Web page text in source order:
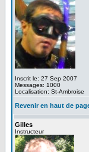
Inscrit le: 27 Sep 2007
Messages: 1000
Localisation: St-Ambroise
Revenir en haut de
Gilles
Instructeur